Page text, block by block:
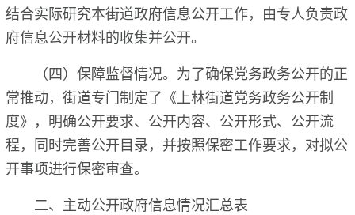
结合实际研究本街道政府信息公开工作，由专人负责政
府信息公开材料的收集并公开。
（四）保障监督情况。为了确保党务政务公开的正
常推动，街道专门制定了《上林街道党务政务公开制
度》，明确公开要求、公开内容、公开形式、公开流
程，同时完善公开目录，并按照保密工作要求，对拟公
开事项进行保密审查。
二、主动公开政府信息情况汇总表